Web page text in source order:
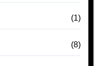
(1)
(8)